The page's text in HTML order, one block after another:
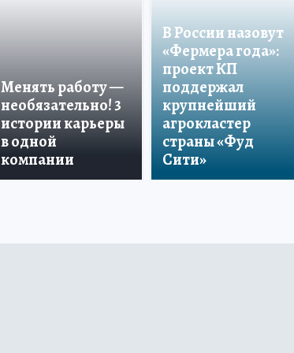
Менять работу —
необязательно! 3
истории карьеры
в одной
компании
В России назовут
«Фермера года»:
проект КП
поддержал
крупнейший
агрокластер
страны «Фуд
Сити»